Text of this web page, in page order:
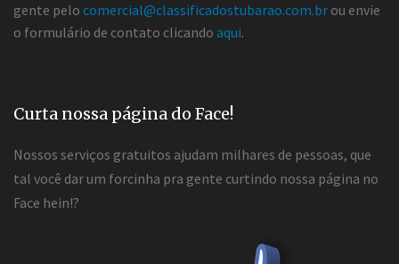
gente pelo comercial@classificadostubarao.com.br ou envie
o formulário de contato clicando aqui.
Curta nossa página do Face!
Nossos serviços gratuitos ajudam milhares de pessoas, que
tal você dar um forcinha pra gente curtindo nossa página no
Face hein!?